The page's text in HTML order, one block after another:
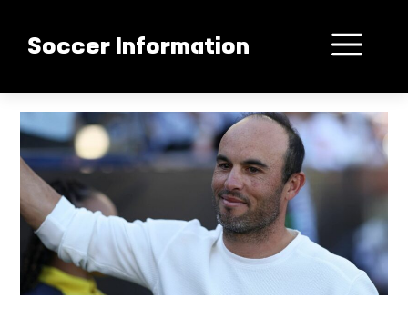
Soccer Information
메
뉴